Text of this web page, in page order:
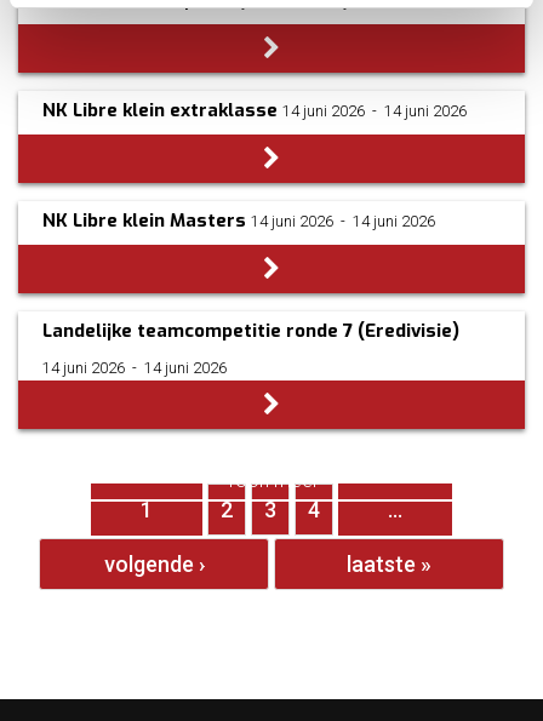
Toon meer
NK Libre klein extraklasse 14 juni 2026 ­ - ­ 14 juni 2026
NK Libre klein Masters 14 juni 2026 ­ - ­ 14 juni 2026
Landelijke teamcompetitie ronde 7 (Eredivisie)
14 juni 2026 ­ - ­ 14 juni 2026
1
2 3 4 …
volgende › laatste »